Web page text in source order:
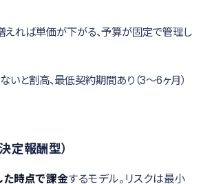
えれば単価が下がる、予算が固定で管理し
いと割高、最低契約期間あり（3〜6ヶ月）
定報酬型）
時点で課金するモデル。リスクは最小